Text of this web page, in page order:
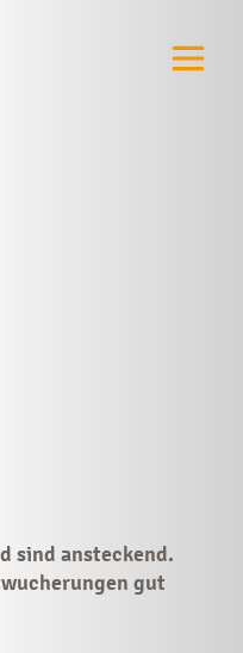
sind ansteckend.
gut